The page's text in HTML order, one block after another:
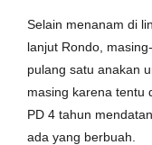
Selain menanam di
lanjut Rondo,
pulang satu anakan
masing karena tentu
PD 4 tahun
ada yang berbuah.